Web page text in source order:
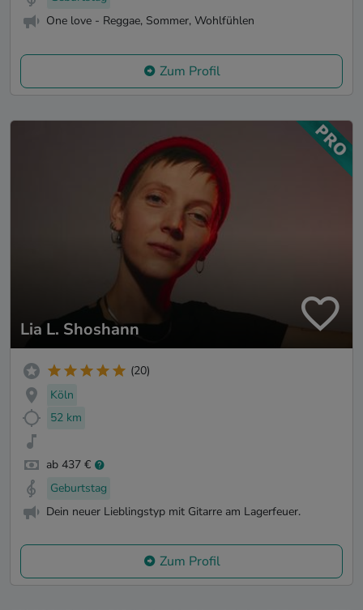
One love - Reggae, Sommer, Wohlfühlen
Zum Profil
Lia L. Shoshann
(20)
Köln
52 km
ab 437 €
Geburtstag
Dein neuer Lieblingstyp mit Gitarre am Lagerfeuer.
Zum Profil